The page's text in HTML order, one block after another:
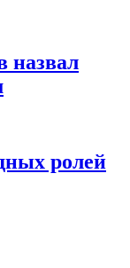
назвал
ролей